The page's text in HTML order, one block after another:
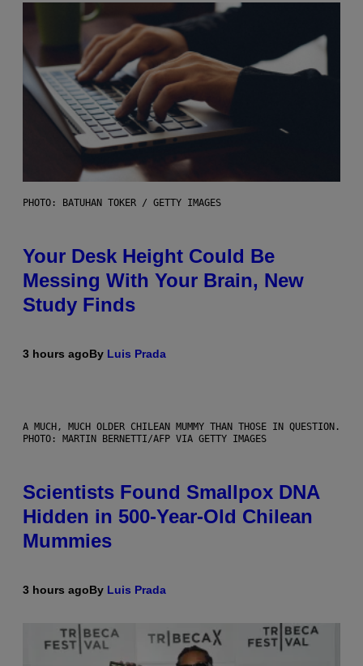
PHOTO: BATUHAN TOKER / GETTY IMAGES
Your Desk Height Could Be
Messing With Your Brain, New
Study Finds
3 hours agoBy Luis Prada
A MUCH, MUCH OLDER CHILEAN MUMMY THAN THOSE IN QUESTION.
PHOTO: MARTIN BERNETTI/AFP VIA GETTY IMAGES
Scientists Found Smallpox DNA
Hidden in 500-Year-Old Chilean
Mummies
3 hours agoBy Luis Prada